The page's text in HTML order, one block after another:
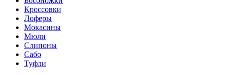
Кроссовки
Лоферы
Мокасины
Мюли
Слипоны
Сабо
Туфли